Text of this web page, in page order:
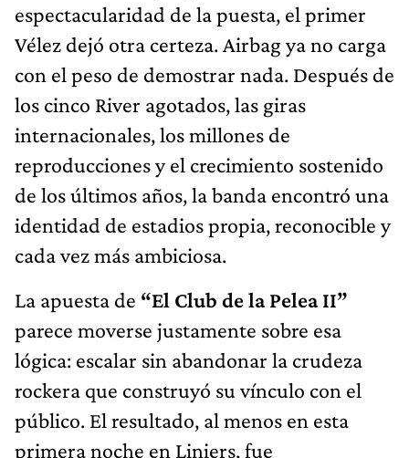
espectacularidad de la puesta, el primer
Vélez dejó otra certeza. Airbag ya no carga
con el peso de demostrar nada. Después de
los cinco River agotados, las giras
internacionales, los millones de
reproducciones y el crecimiento sostenido
de los últimos años, la banda encontró una
identidad de estadios propia, reconocible y
cada vez más ambiciosa.
La apuesta de “El Club de la Pelea II”
parece moverse justamente sobre esa
lógica: escalar sin abandonar la crudeza
rockera que construyó su vínculo con el
público. El resultado, al menos en esta
primera noche en Liniers, fue